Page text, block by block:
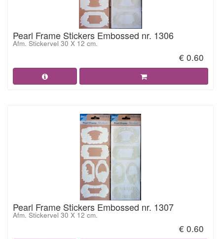
Pearl Frame Stickers Embossed nr. 1306
Afm. Stickervel 30 X 12 cm.
€ 0.60
Pearl Frame Stickers Embossed nr. 1307
Afm. Stickervel 30 X 12 cm.
€ 0.60